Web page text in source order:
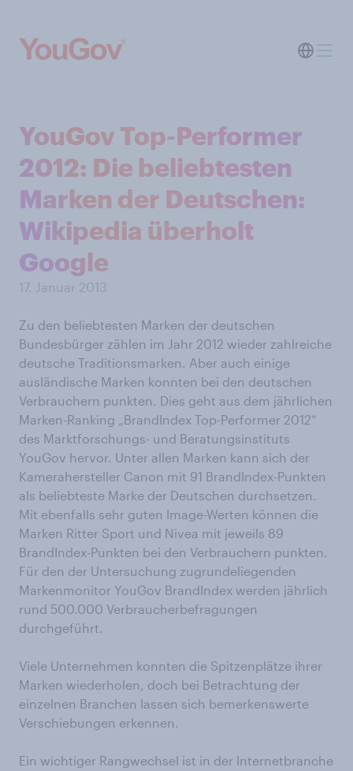
YouGov Top-Performer
2012: Die beliebtesten
Marken der Deutschen:
Wikipedia überholt
Google
17. Januar 2013
Zu den beliebtesten Marken der deutschen
Bundesbürger zählen im Jahr 2012 wieder zahlreiche
deutsche Traditionsmarken. Aber auch einige
ausländische Marken konnten bei den deutschen
Verbrauchern punkten. Dies geht aus dem jährlichen
Marken-Ranking „BrandIndex Top-Performer 2012“
des Marktforschungs- und Beratungsinstituts
YouGov hervor. Unter allen Marken kann sich der
Kamerahersteller Canon mit 91 BrandIndex-Punkten
als beliebteste Marke der Deutschen durchsetzen.
Mit ebenfalls sehr guten Image-Werten können die
Marken Ritter Sport und Nivea mit jeweils 89
BrandIndex-Punkten bei den Verbrauchern punkten.
Für den der Untersuchung zugrundeliegenden
Markenmonitor YouGov BrandIndex werden jährlich
rund 500.000 Verbraucherbefragungen
durchgeführt.
Viele Unternehmen konnten die Spitzenplätze ihrer
Marken wiederholen, doch bei Betrachtung der
einzelnen Branchen lassen sich bemerkenswerte
Verschiebungen erkennen.
Ein wichtiger Rangwechsel ist in der Internetbranche